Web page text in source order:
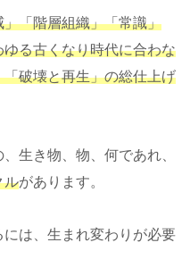
「階層組織」「常識」
る古くなり時代に合わな
破壊と再生」の総仕上げ
生き物、物、何であれ、
ルがあります。
は、生まれ変わりが必要